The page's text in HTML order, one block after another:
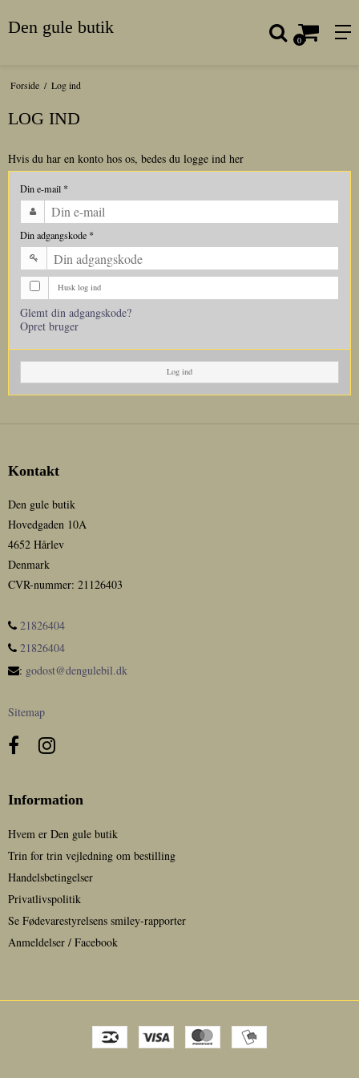
Den gule butik
0
Forside / Log ind
LOG IND
Hvis du har en konto hos os, bedes du logge ind her
Din e-mail *
Din adgangskode *
Husk log ind
Glemt din adgangskode?
Opret bruger
Log ind
Kontakt
Den gule butik
Hovedgaden 10A
4652 Hårlev
Denmark
CVR-nummer: 21126403
21826404
21826404
: godost@dengulebil.dk
Sitemap
Information
Hvem er Den gule butik
Trin for trin vejledning om bestilling
Handelsbetingelser
Privatlivspolitik
Se Fødevarestyrelsens smiley-rapporter
Anmeldelser / Facebook